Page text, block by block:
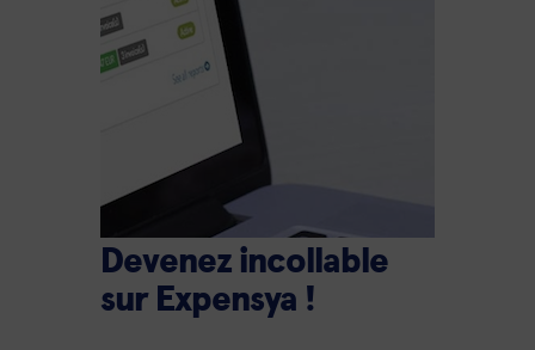
Devenez incollable
sur Expensya !